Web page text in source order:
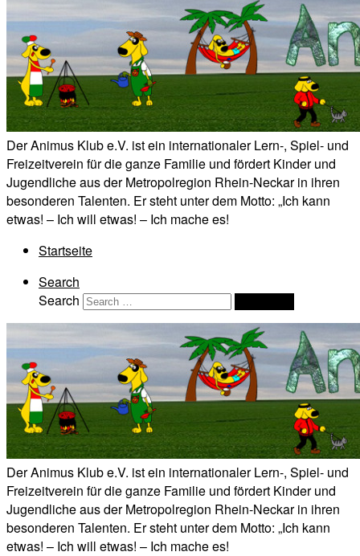
Der Animus Klub e.V. ist ein internationaler Lern-, Spiel- und
Freizeitverein für die ganze Familie und fördert Kinder und
Jugendliche aus der Metropolregion Rhein-Neckar in ihren
besonderen Talenten. Er steht unter dem Motto: „Ich kann
etwas! – Ich will etwas! – Ich mache es!
Startseite
Search
Search
Der Animus Klub e.V. ist ein internationaler Lern-, Spiel- und
Freizeitverein für die ganze Familie und fördert Kinder und
Jugendliche aus der Metropolregion Rhein-Neckar in ihren
besonderen Talenten. Er steht unter dem Motto: „Ich kann
etwas! – Ich will etwas! – Ich mache es!